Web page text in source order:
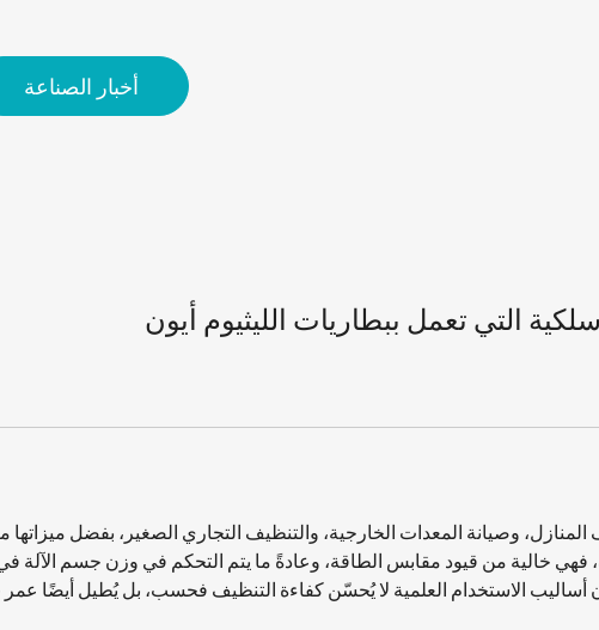
أخبار الصناعة
التي تعمل ببطاريات الليثيوم أيون
المنازل، وصيانة المعدات الخارجية، والتنظيف التجاري الصغير، بفضل
أساليب الاستخدام العلمية لا يُحسّن كفاءة التنظيف فحسب، بل يُطيل أيضًا عمر